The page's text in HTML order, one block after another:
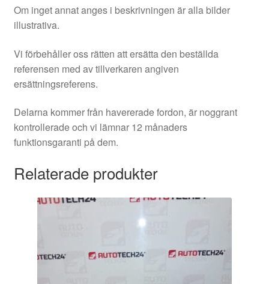
Om inget annat anges i beskrivningen är alla bilder
illustrativa.
Vi förbehåller oss rätten att ersätta den beställda
referensen med av tillverkaren angiven
ersättningsreferens.
Delarna kommer från havererade fordon, är noggrant
kontrollerade och vi lämnar 12 månaders
funktionsgaranti på dem.
Relaterade produkter